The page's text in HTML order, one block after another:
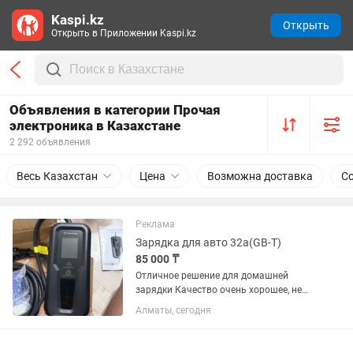
Объявления в категории Прочая
электроника в Казахстане
2 292 объявления
Весь Казахстан Цена Возможна доставка
Реклама
Зарядка для авто 32а(GB-T)
85 000 ₸
Отличное решение для домашней
зарядки Качество очень хорошее, не
была в эксплуатации
Алматы, сегодня
Kaspi.kz
Открыть в Приложении Kaspi.kz
Открыть